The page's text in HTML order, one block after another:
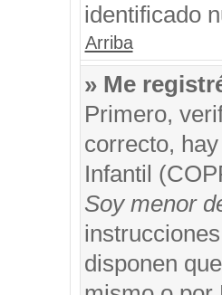
identificado
Arriba
» Me
Primero,
correcto,
Infantil
Soy menor
disponen